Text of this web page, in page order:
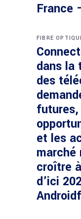
France
FIBRE
dans la
des
et les
marché
croître
d’ici